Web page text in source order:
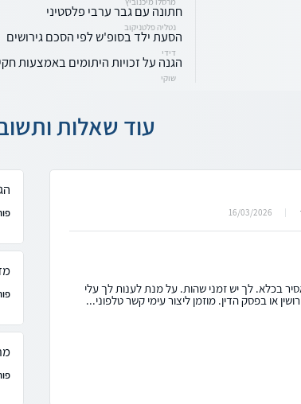
חתונה עם גבר ערבי פלסטיני
נטליה פלטניקוב
הסעת ילד בסופ'ש לפי הסכם גירושים
דידי
הגנה על זכויות היתומים באמצעות
שוקי
עוד שאלות
16/03/2026
בכלא. לך יש זמני שהות. על מנת לענות לך עלי
או בפסק הדין. מוזמן ליצור עימי קשר טלפוני...